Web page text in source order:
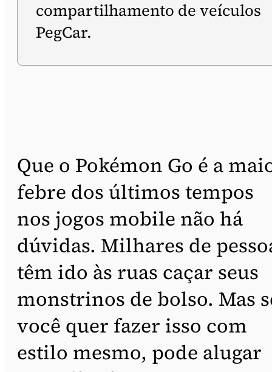
compartilhamento de veículos
PegCar.
Que o Pokémon Go é a
febre dos últimos tempos
nos jogos mobile não há
dúvidas. Milhares de
têm ido às ruas caçar seus
monstrinos de bolso. Mas
você quer fazer isso com
estilo mesmo, pode alugar